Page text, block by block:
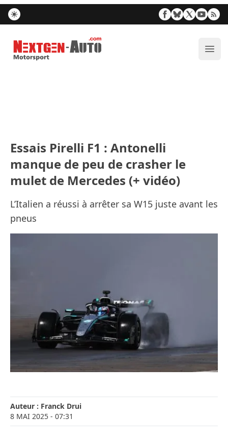
Nextgen-Auto.com
Essais Pirelli F1 : Antonelli
manque de peu de crasher le
mulet de Mercedes (+ vidéo)
L’Italien a réussi à arrêter sa W15 juste avant les
pneus
Auteur : Franck Drui
8 MAI 2025 - 07:31